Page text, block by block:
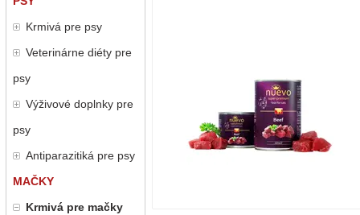
Krmivá pre psy
Veterinárne diéty pre
psy
Výživové doplnky pre
psy
Antiparazitiká pre psy
MAČKY
Krmivá pre mačky